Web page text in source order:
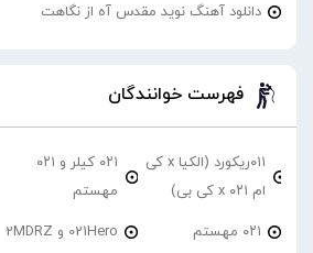
دانلود آهنگ نوید مقدس آه از نگاهت
فهرست خوانندگان
۰۱۱ریکورد (الکیا x کی
ام ۰۲۱ x کی بی)
۰۲۱ کیلر و ۰۲۱
مهستم
۰۲۱ مهستم 021Hero و 2MDRZ